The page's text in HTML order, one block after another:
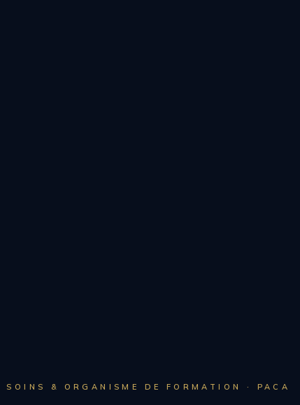
SOINS & ORGANISME DE FORMATION · PACA